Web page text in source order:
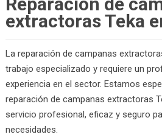
extractoras Teka
La reparación de campanas
trabajo especializado y requiere un
experiencia en el sector. Estamos
reparación de campanas extractoras
servicio profesional, eficaz y seguro
necesidades.